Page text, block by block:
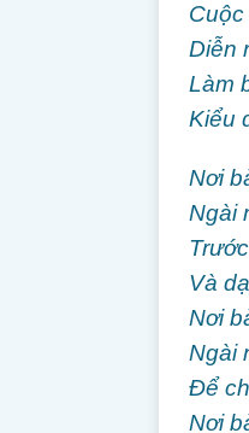
Diễn
Làm
Kiểu
Nơi
Ngài
Và
Nơi
Ngài
Để
Nơi